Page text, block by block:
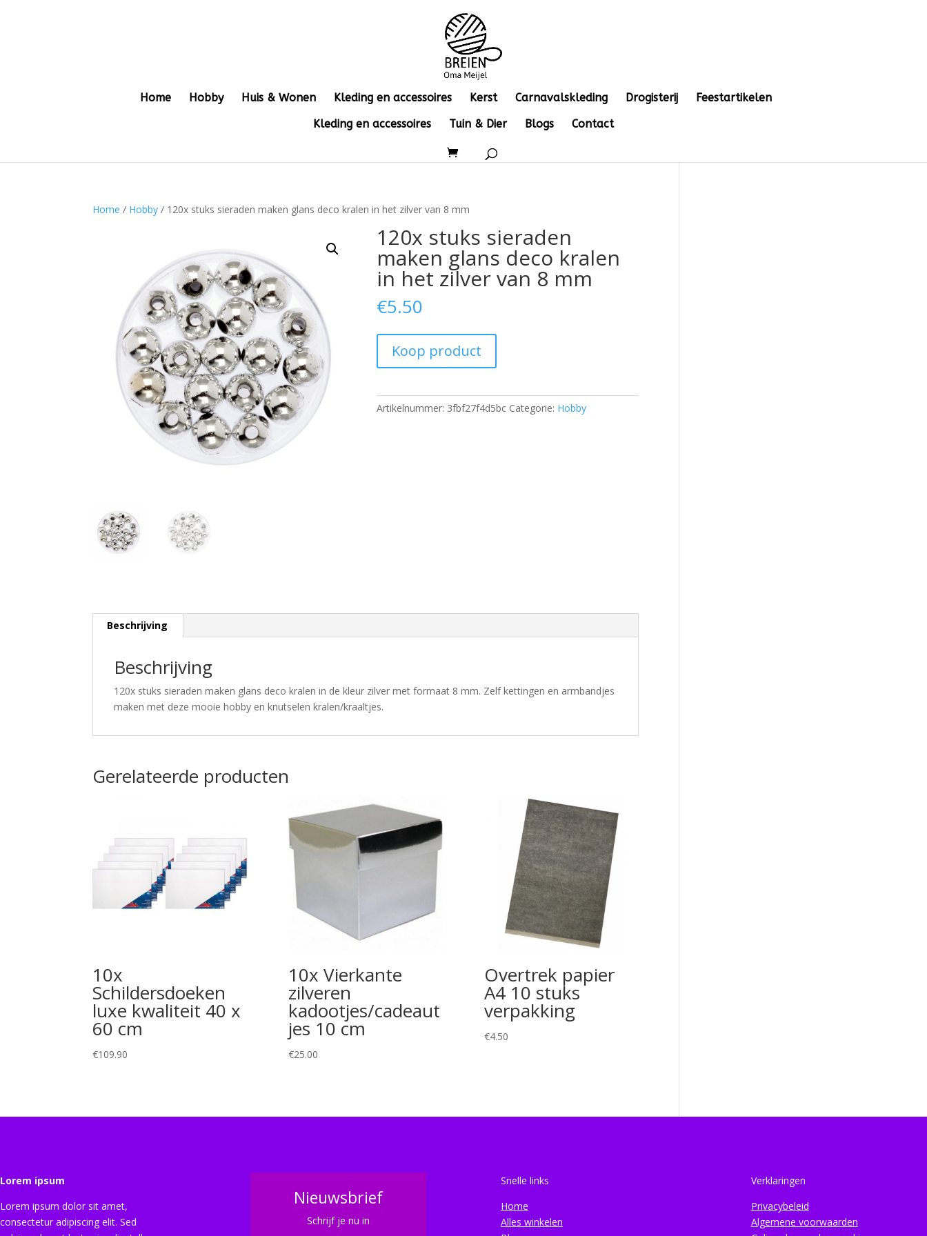
Home Hobby Huis & Wonen Kleding en accessoires Kerst Carnavalskleding Drogisterij
Feestartikelen
Kleding en accessoires
Tuin & Dier Blogs Contact
Home / Hobby / 120x stuks sieraden maken glans deco kralen in het zilver van 8 mm
120x stuks sieraden
maken glans deco kralen
in het zilver van 8 mm
€5.50
Koop product
Artikelnummer: 3fbf27f4d5bc Categorie: Hobby
Beschrijving
Beschrijving
120x stuks sieraden maken glans deco kralen in de kleur zilver met formaat 8 mm. Zelf kettingen en armbandjes
maken met deze mooie hobby en knutselen kralen/kraaltjes.
Gerelateerde producten
10x
Schildersdoeken
luxe kwaliteit 40 x
60 cm
€109.90
10x Vierkante
zilveren
kadootjes/cadeaut
jes 10 cm
€25.00
Overtrek papier
A4 10 stuks
verpakking
€4.50
Lorem ipsum
Lorem ipsum dolor sit amet,
consectetur adipiscing elit. Sed
Nieuwsbrief
Schrijf je nu in
Snelle links
Home
Alles winkelen
Verklaringen
Privacybeleid
Algemene voorwaarden